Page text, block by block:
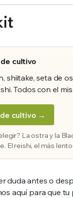
cultivo
shiitake, seta de
Todos con el
cultivo →
La ostra y la
El reishi, el más
duda antes o
aquí para que tu